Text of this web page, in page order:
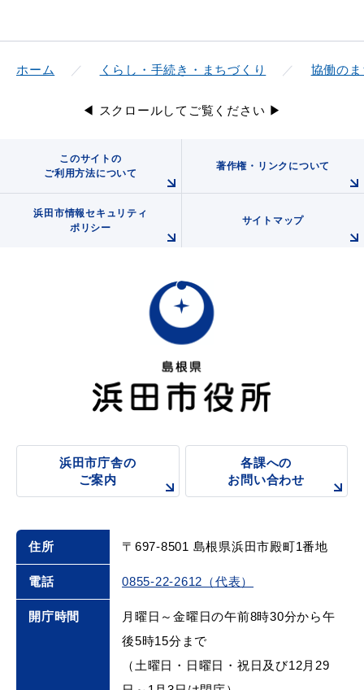
ホーム くらし・手続き・まちづくり 協働の
◀ スクロールしてご覧ください ▶
このサイトの
ご利用方法について
著作権・リンクについて
浜田市情報セキュリティ
ポリシー
サイトマップ
浜田市庁舎の
ご案内
各課への
お問い合わせ
住所 〒697-8501 島根県浜田市殿町1番地
電話 0855-22-2612（代表）
開庁時間
月曜日～金曜日の午前8時30分から午
後5時15分まで
（土曜日・日曜日・祝日及び12月29